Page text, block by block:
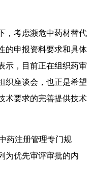
，考虑濒危中药材替代
的申报资料要求和具体
示，目前正在组织药审
织座谈会，也正是希望
术要求的完善提供技术
药注册管理专门规
为优先审评审批的内